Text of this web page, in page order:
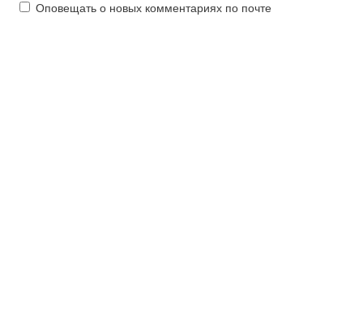
Оповещать о новых комментариях по почте